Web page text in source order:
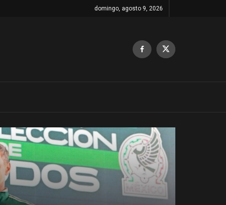
domingo, agosto 9, 2026